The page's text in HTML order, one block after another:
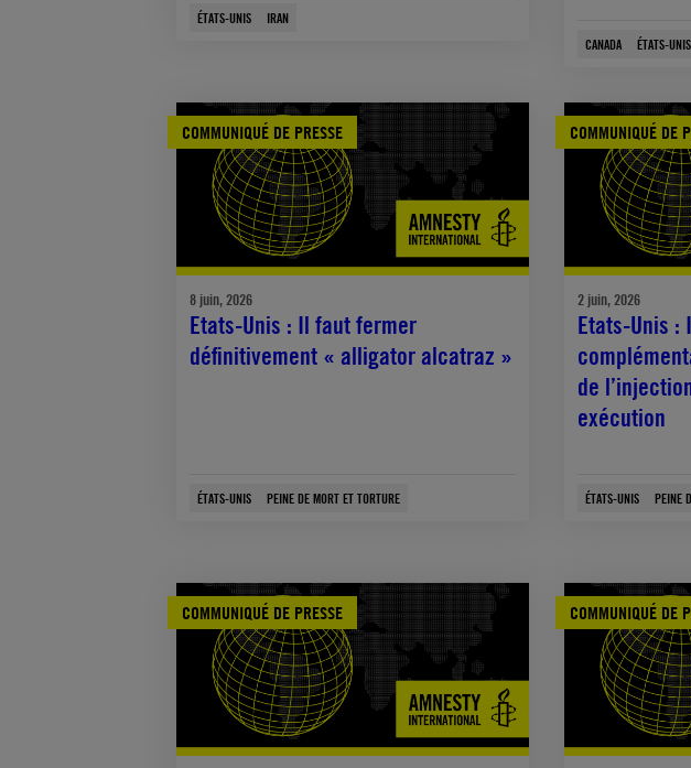
ÉTATS-UNIS IRAN
CANADA ÉTATS-UNIS
COMMUNIQUÉ DE PRESSE
8 juin, 2026
Etats-Unis : Il faut fermer
définitivement « alligator alcatraz »
ÉTATS-UNIS PEINE DE MORT ET TORTURE
COMMUNIQUÉ DE
2 juin, 2026
Etats-Unis :
de
exécution
ÉTATS-UNIS PEINE
COMMUNIQUÉ DE PRESSE COMMUNIQUÉ DE